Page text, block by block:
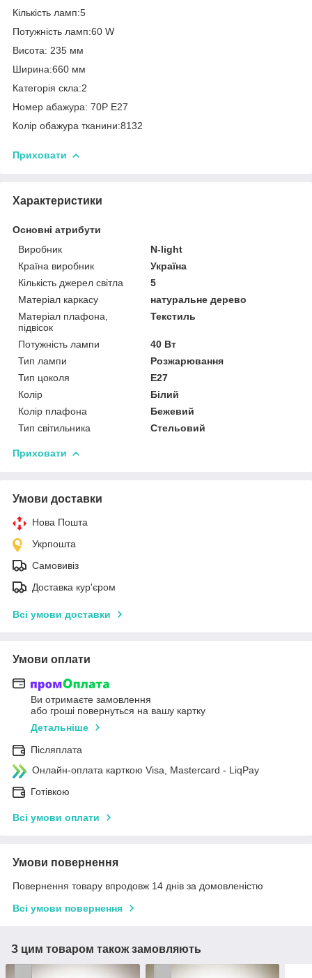
Кількість ламп:5
Потужність ламп:60 W
Висота: 235 мм
Ширина:660 мм
Категорія скла:2
Номер абажура: 70P E27
Колір обажура тканини:8132
Приховати
Характеристики
Основні атрибути
Виробник
N-light
Країна виробник
Україна
Кількість джерел світла
5
Матеріал каркасу
натуральне дерево
Матеріал плафона,
підвісок
Текстиль
Потужність лампи
40 Вт
Тип лампи
Розжарювання
Тип цоколя
E27
Колір
Білий
Колір плафона
Бежевий
Тип світильника
Стельовий
Приховати
Умови доставки
Нова Пошта
Укрпошта
Самовивіз
Доставка кур'єром
Всі умови доставки
Умови оплати
Ви отримаєте замовлення
або гроші повернуться на вашу картку
Детальніше
Післяплата
Онлайн-оплата карткою Visa, Mastercard - LiqPay
Готівкою
Всі умови оплати
Умови повернення
Повернення товару впродовж 14 днів за домовленістю
Всі умови повернення
З цим товаром також замовляють